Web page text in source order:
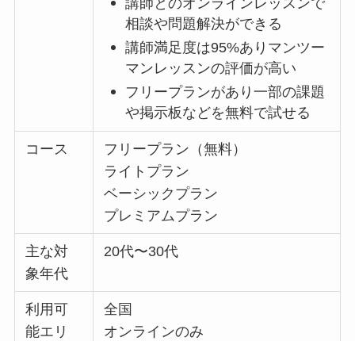
相談や問題解決ができる
講師満足度は95%ありマンツー
マンレッスンの評価が高い
フリープランがあり一部の課題
や掲示板などを無料で試せる
コース
フリープラン（無料）
ライトプラン
ベーシックプラン
プレミアムプラン
主な対
象年代
20代〜30代
利用可
能エリ
全国
オンラインのみ